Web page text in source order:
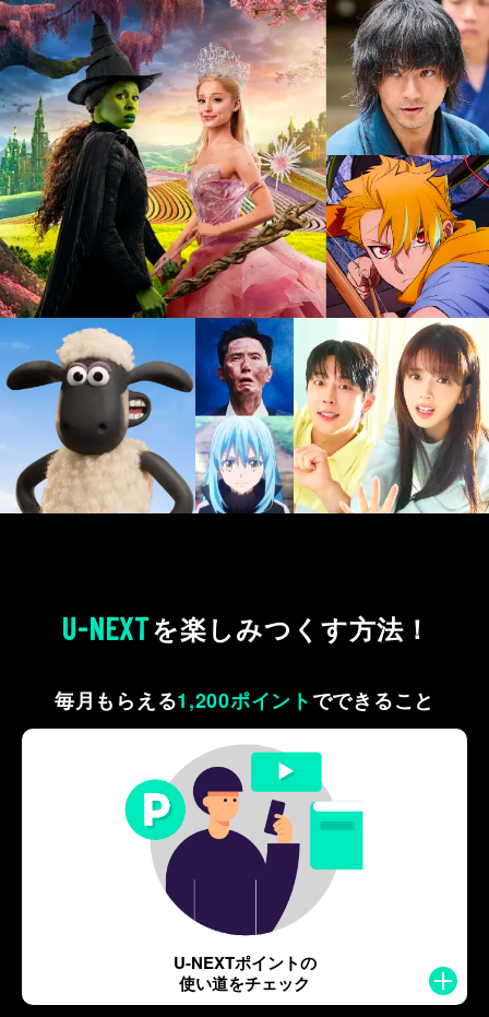
U-NEXTを楽しみつくす方法！
毎月もらえる1,200ポイントでできること
U-NEXTポイントの
使い道をチェック